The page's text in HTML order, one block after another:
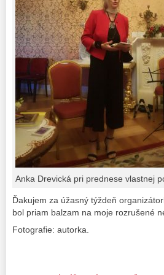
Anka Drevická pri prednese vlastnej
Ďakujem za úžasný týždeň
bol priam balzam na moje rozrušené
Fotografie: autorka.